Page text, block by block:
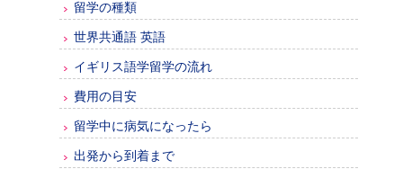
留学の種類
世界共通語 英語
イギリス語学留学の流れ
費用の目安
留学中に病気になったら
出発から到着まで